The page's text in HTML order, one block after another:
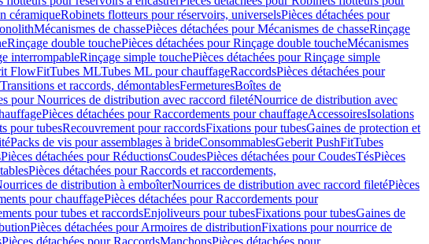
céramiqueRobinets flotteurs pour réservoirs, universelsPièces détachées pour
Mécanismes de chassePièces détachées pour Mécanismes de chasseRinçage
Rinçage double touchePièces détachées pour Rinçage double toucheMécanismes
interrompableRinçage simple touchePièces détachées pour Rinçage simple
FlowFitTubes MLTubes ML pour chauffageRaccordsPièces détachées pour
et raccords, démontablesFermeturesBoîtes de
pour Nourrices de distribution avec raccord filetéNourrice de distribution avec
Pièces détachées pour Raccordements pour chauffageAccessoiresIsolations
pour tubesRecouvrement pour raccordsFixations pour tubesGaines de protection et
Packs de vis pour assemblages à brideConsommablesGeberit PushFitTubes
Pièces détachées pour RéductionsCoudesPièces détachées pour CoudesTésPièces
Pièces détachées pour Raccords et raccordements,
de distribution à emboîterNourrices de distribution avec raccord filetéPièces
pour chauffagePièces détachées pour Raccordements pour
pour tubes et raccordsEnjoliveurs pour tubesFixations pour tubesGaines de
Pièces détachées pour Armoires de distributionFixations pour nourrice de
Pièces détachées pour RaccordsManchonsPièces détachées pour